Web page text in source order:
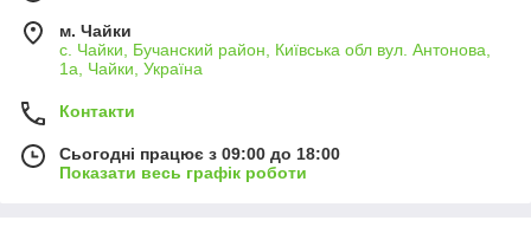
м. Чайки
с. Чайки, Бучанский район, Київська обл вул. Антонова,
1а, Чайки, Україна
Контакти
Сьогодні працює з 09:00 до 18:00
Показати весь графік роботи